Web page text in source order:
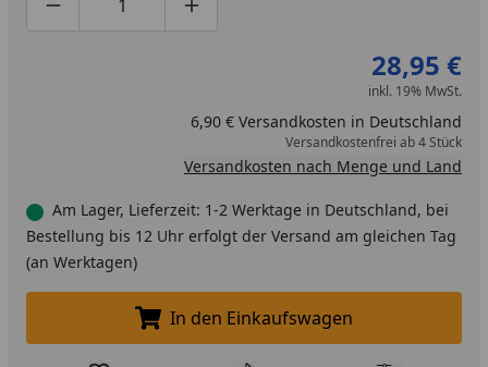
Produktmenge um eins verringern
Produktmenge manuell eingeben
Produktmenge um eins erhöhen
28,95 €
inkl. 19% MwSt.
6,90 € Versandkosten in Deutschland
Versandkostenfrei ab 4 Stück
Versandkosten nach Menge und Land
Am Lager, Lieferzeit: 1-2 Werktage in Deutschland, bei
Bestellung bis 12 Uhr erfolgt der Versand am gleichen Tag
(an Werktagen)
In den Einkaufswagen legen
In den Einkaufswagen